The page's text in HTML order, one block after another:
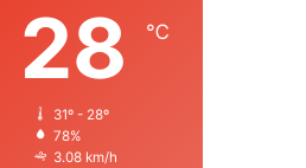
28 ℃
31º - 28º
78%
3.08 km/h